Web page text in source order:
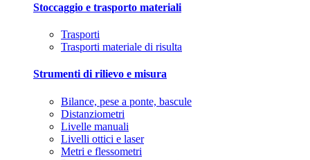
Stoccaggio e trasporto materiali
Trasporti
Trasporti materiale di risulta
Strumenti di rilievo e misura
Bilance, pese a ponte, bascule
Distanziometri
Livelle manuali
Livelli ottici e laser
Metri e flessometri